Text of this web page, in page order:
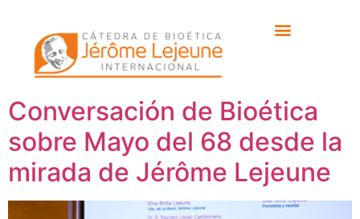
Etiqueta: Marcelo
Cambronero
Conversación de Bioética
sobre Mayo del 68 desde la
mirada de Jérôme Lejeune